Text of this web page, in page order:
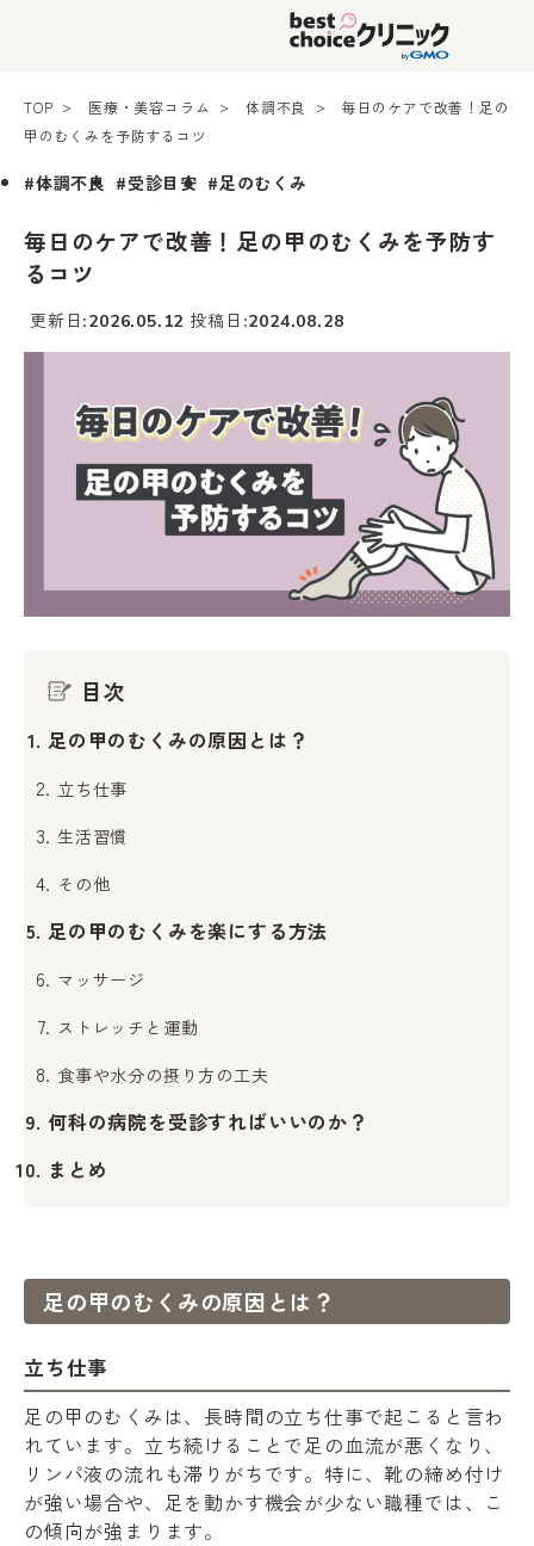
TOP 医療・美容コラム 体調不良
毎日のケアで改善！足の
甲のむくみを予防するコツ
#体調不良 #受診目安 #足のむくみ
毎日のケアで改善！足の甲のむくみを予防す
るコツ
更新日 2026.05.12 投稿日 2024.08.28
目次
足の甲のむくみの原因とは？
立ち仕事
生活習慣
その他
足の甲のむくみを楽にする方法
マッサージ
ストレッチと運動
食事や水分の摂り方の工夫
何科の病院を受診すればいいのか？
まとめ
足の甲のむくみの原因とは？
立ち仕事
足の甲のむくみは、長時間の立ち仕事で起こると言わ
れています。立ち続けることで足の血流が悪くなり、
リンパ液の流れも滞りがちです。特に、靴の締め付け
が強い場合や、足を動かす機会が少ない職種では、こ
の傾向が強まります。